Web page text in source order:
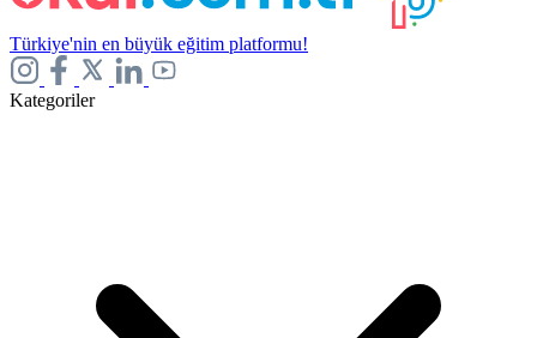
Türkiye'nin en büyük eğitim platformu!
Kategoriler